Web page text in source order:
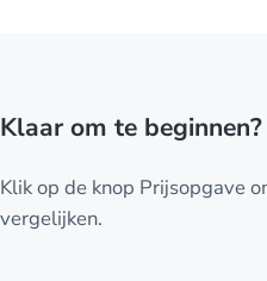
Klaar om te beginnen?
Klik op de knop Prijsopgave
vergelijken.